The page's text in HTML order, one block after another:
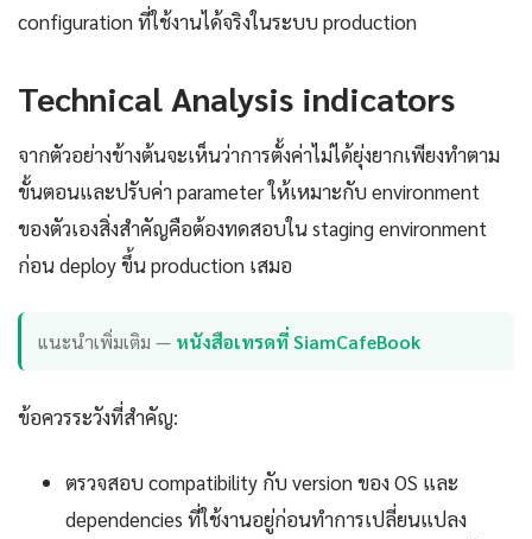
configuration ที่ใช้งานได้จริงในระบบ production
Technical Analysis indicators
จากตัวอย่างข้างต้นจะเห็นว่าการตั้งค่าไม่ได้ยุ่งยากเพียงทำตาม
ขั้นตอนและปรับค่า parameter ให้เหมาะกับ environment
ของตัวเองสิ่งสำคัญคือต้องทดสอบใน staging environment
ก่อน deploy ขึ้น production เสมอ
แนะนำเพิ่มเติม — หนังสือเทรดที่ SiamCafeBook
ข้อควรระวังที่สำคัญ:
ตรวจสอบ compatibility กับ version ของ OS และ
dependencies ที่ใช้งานอยู่ก่อนทำการเปลี่ยนแปลง